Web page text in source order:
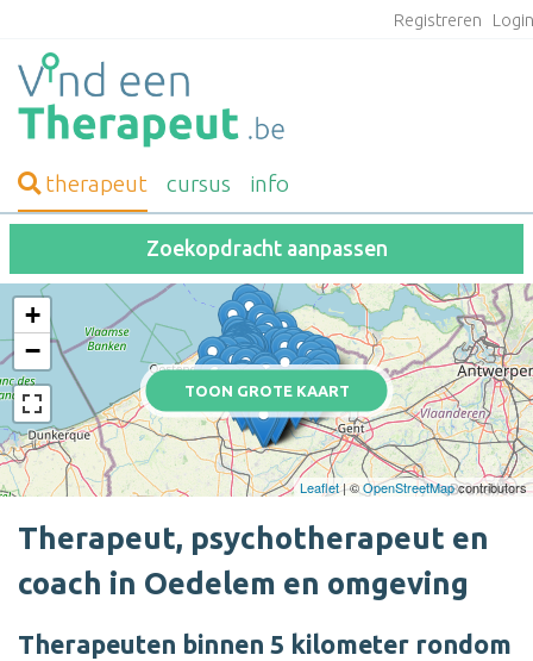
Registreren
therapeut cursus info
Zoekopdracht aanpassen
TOON GROTE KAART
+
−
Leaflet| ©OpenStreetMapcontributors
Therapeut, psychotherapeut en
coach in Oedelem en omgeving
Therapeuten binnen 5 kilometer rondom